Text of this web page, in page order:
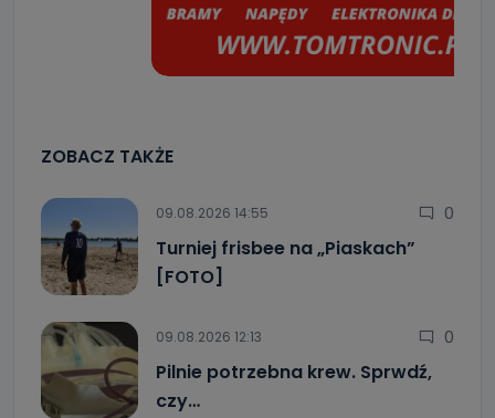
ZOBACZ TAKŻE
09.08.2026 14:55 0
Turniej frisbee na „Piaskach”
[FOTO]
09.08.2026 12:13 0
Pilnie potrzebna krew. Sprwdź,
czy…